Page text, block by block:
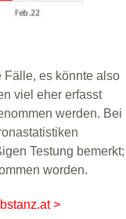
Fälle, es könnte also
viel eher erfasst
werden. Bei
Testung bemerkt;
worden.
>